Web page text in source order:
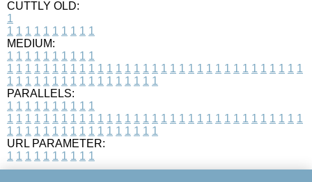
CUTTLY OLD:
1
1 1 1 1 1 1 1 1 1 1
MEDIUM:
1 1 1 1 1 1 1 1 1 1
1 1 1 1 1 1 1 1 1 1 1 1 1 1 1 1 1 1 1 1 1 1 1 1 1 1 1 1 1 1 1 1 1
1 1 1 1 1 1 1 1 1 1 1 1 1 1 1 1 1
PARALLELS:
1 1 1 1 1 1 1 1 1 1
1 1 1 1 1 1 1 1 1 1 1 1 1 1 1 1 1 1 1 1 1 1 1 1 1 1 1 1 1 1 1 1 1
1 1 1 1 1 1 1 1 1 1 1 1 1 1 1 1 1
URL PARAMETER:
1 1 1 1 1 1 1 1 1 1